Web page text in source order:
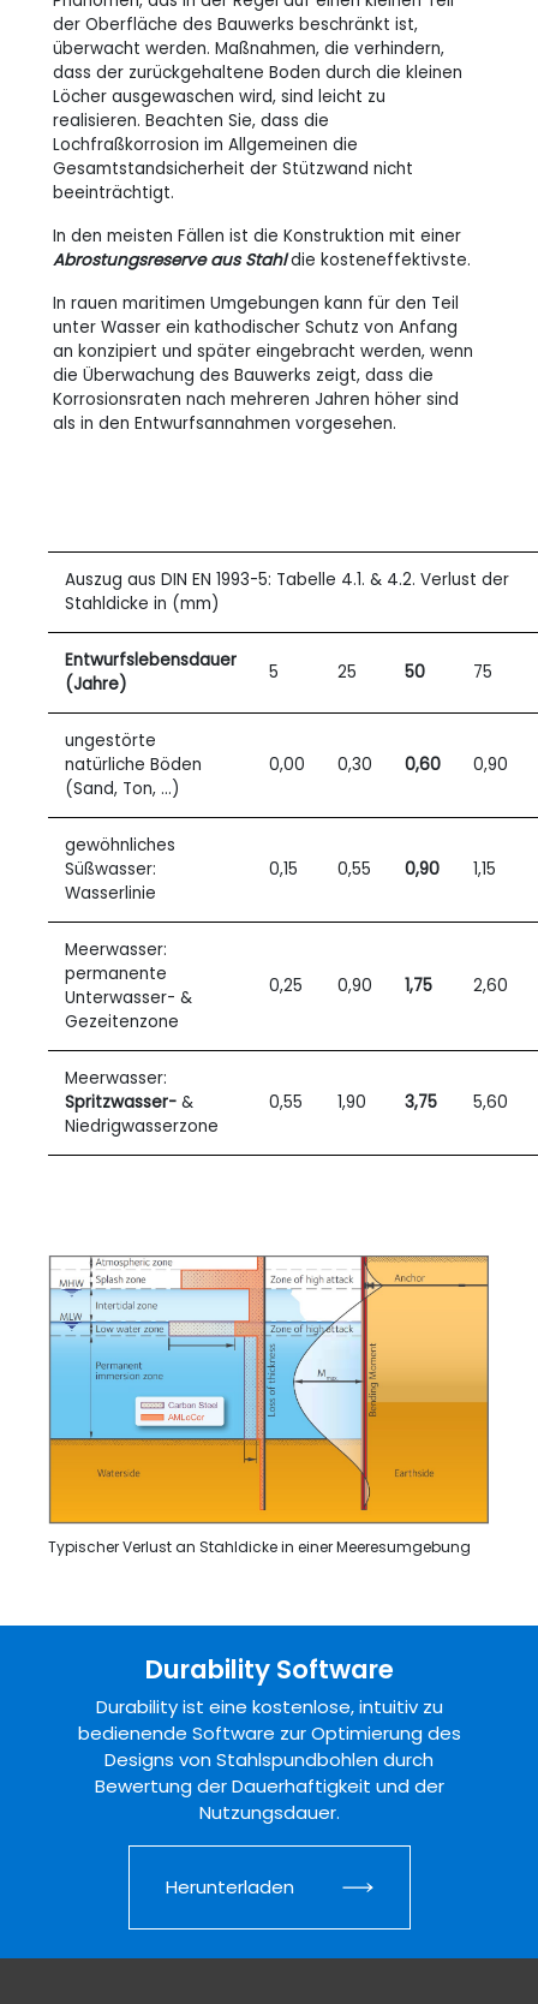
der Oberfläche des Bauwerks beschränkt ist,
überwacht werden. Maßnahmen, die verhindern,
dass der zurückgehaltene Boden durch die kleinen
Löcher ausgewaschen wird, sind leicht zu
realisieren. Beachten Sie, dass die
Lochfraßkorrosion im Allgemeinen die
Gesamtstandsicherheit der Stützwand nicht
beeinträchtigt.
In den meisten Fällen ist die Konstruktion mit einer
Abrostungsreserve aus Stahldie kosteneffektivste.
In rauen maritimen Umgebungen kann für den Teil
unter Wasser ein kathodischer Schutz von Anfang
an konzipiert und später eingebracht werden, wenn
die Überwachung des Bauwerks zeigt, dass die
Korrosionsraten nach mehreren Jahren höher sind
als in den Entwurfsannahmen vorgesehen.
Auszug aus DIN EN 1993-5: Tabelle 4.1. & 4.2. Verlust der
Stahldicke in (mm)
Entwurfslebensdauer
(Jahre)
5 25 50 75
ungestörte
natürliche Böden
(Sand, Ton, ...)
0,00 0,30 0,60 0,90
gewöhnliches
Süßwasser:
Wasserlinie
0,15 0,55 0,90 1,15
Meerwasser:
permanente
Unterwasser- &
Gezeitenzone
0,25 0,90 1,75 2,60
Meerwasser:
Spritzwasser-&
Niedrigwasserzone
0,55 1,90 3,75 5,60
Typischer Verlust an Stahldicke in einer Meeresumgebung
Durability Software
Durability ist eine kostenlose, intuitiv zu
bedienende Software zur Optimierung des
Designs von Stahlspundbohlen durch
Bewertung der Dauerhaftigkeit und der
Nutzungsdauer.
Herunterladen